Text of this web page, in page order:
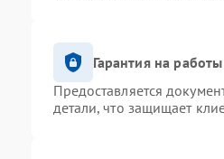
Гарантия на
Предоставляется
детали, что защищает